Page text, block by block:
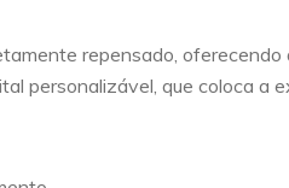
repensado,
personalizável, que coloca a